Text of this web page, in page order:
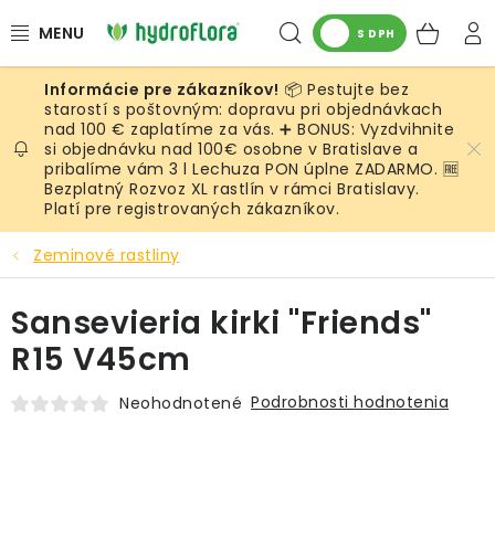
na
Hľadať
S DPH
RASTLINY
UMELÉ RASTLINY
KVETINÁČE
SUBSTRÁTY A PRÍSLUŠENSTVO
SERVIS INTERIÉROVEJ ZELENE
📦 Pestujte bez
starostí s poštovným: dopravu pri objednávkach
nad 100 € zaplatíme za vás. ➕ BONUS: Vyzdvihnite
si objednávku nad 100€ osobne v Bratislave a
pribalíme vám 3 l Lechuza PON úplne ZADARMO. 🆓
Bezplatný Rozvoz XL rastlín v rámci Bratislavy.
Platí pre registrovaných zákazníkov.
Zeminové rastliny
Sansevieria kirki "Friends"
R15 V45cm
Neohodnotené Podrobnosti hodnotenia